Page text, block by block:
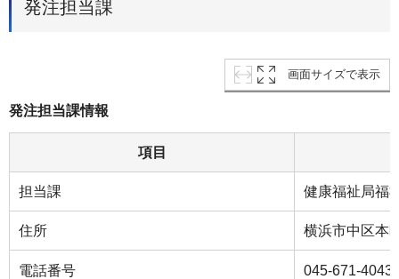
発注担当課
画面サイズで表示
発注担当課情報
項目
担当課 健康福祉局福
住所 横浜市中区本
電話番号 045-671-4043